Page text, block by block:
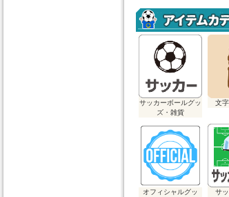
サッカーボールグッ
ズ・雑貨
文
オフィシャルグッ
サ